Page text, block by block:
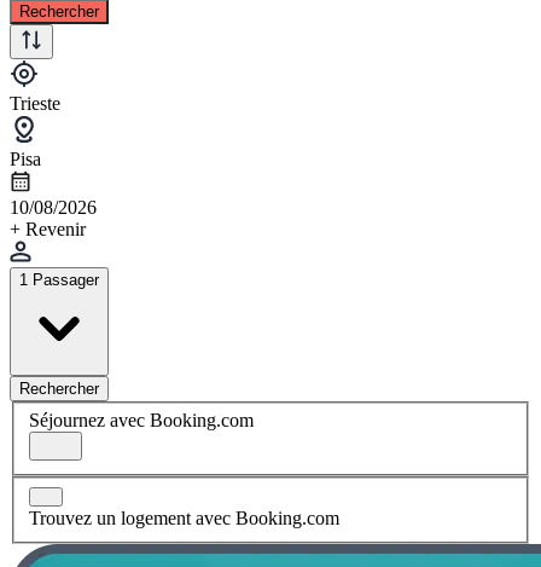
Rechercher
Trieste
Pisa
10/08/2026
+ Revenir
1 Passager
Rechercher
Séjournez avec Booking.com
Trouvez un logement avec Booking.com